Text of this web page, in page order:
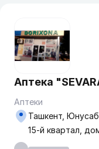
Аптека
Аптеки
Ташкент,
15-й квартал,